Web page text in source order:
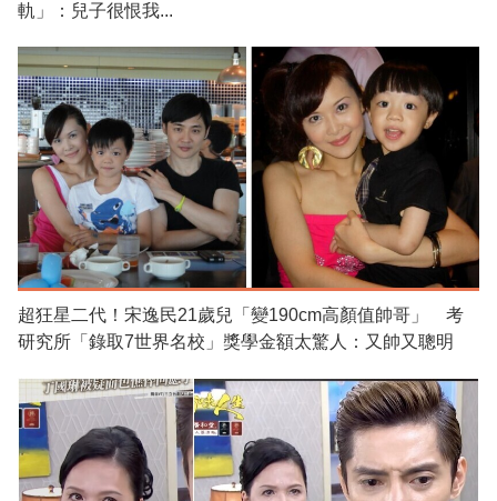
軌」：兒子很恨我...
超狂星二代！宋逸民21歲兒「變190cm高顏值帥哥」 考
研究所「錄取7世界名校」獎學金額太驚人：又帥又聰明